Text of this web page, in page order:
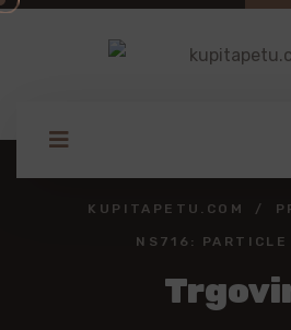
KUPITAPETU.COM
NS716: PARTICLE